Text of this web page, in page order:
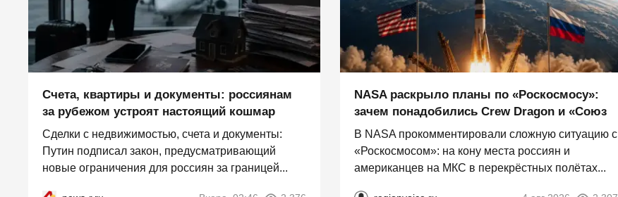
Счета, квартиры и документы: россиянам
за рубежом устроят настоящий кошмар
Сделки с недвижимостью, счета и документы:
Путин подписал закон, предусматривающий
новые ограничения для россиян за границей...
NASA раскрыло планы по «Роскосмосу»:
зачем понадобились Crew Dragon и «Союз
В NASA прокомментировали сложную ситуацию с
«Роскосмосом»: на кону места россиян и
американцев на МКС в перекрёстных полётах...